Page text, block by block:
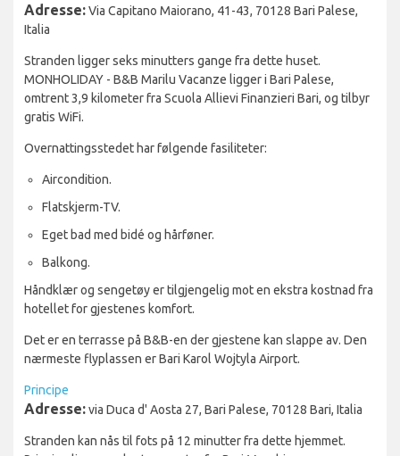
Adresse:Via Capitano Maiorano, 41-43, 70128 Bari Palese,
Italia
Stranden ligger seks minutters gange fra dette huset.
MONHOLIDAY - B&B Marilu Vacanze ligger i Bari Palese,
omtrent 3,9 kilometer fra Scuola Allievi Finanzieri Bari, og tilbyr
gratis WiFi.
Overnattingsstedet har følgende fasiliteter:
Aircondition.
Flatskjerm-TV.
Eget bad med bidé og hårføner.
Balkong.
Håndklær og sengetøy er tilgjengelig mot en ekstra kostnad fra
hotellet for gjestenes komfort.
Det er en terrasse på B&B-en der gjestene kan slappe av. Den
nærmeste flyplassen er Bari Karol Wojtyla Airport.
Principe
Adresse:via Duca d' Aosta 27, Bari Palese, 70128 Bari, Italia
Stranden kan nås til fots på 12 minutter fra dette hjemmet.